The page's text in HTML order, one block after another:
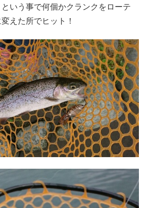
いう事で何個かクランクをローテ
えた所でヒット！